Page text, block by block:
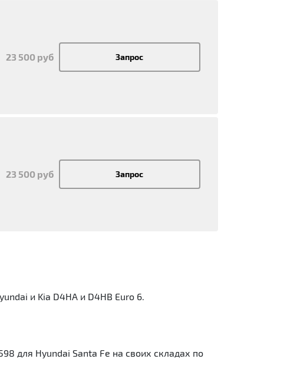
23 500 руб Запрос
23 500 руб Запрос
и Kia D4HA и D4HB Euro 6.
для Hyundai Santa Fe на своих складах по